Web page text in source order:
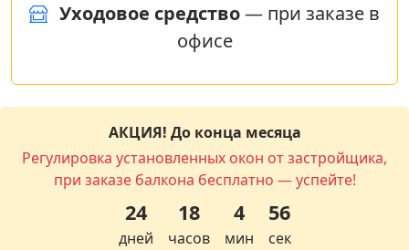
Уходовое средство— при заказе в
офисе
АКЦИЯ! До конца месяца
Регулировка установленных окон от застройщика,
при заказе балкона бесплатно — успейте!
24
дней
18
часов
4
мин
55
сек